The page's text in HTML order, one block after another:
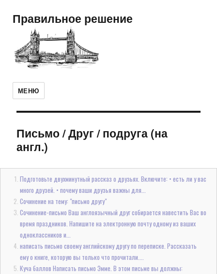
Правильное решение
МЕНЮ
Письмо/Друг / подруга (на
англ.)
Подготовьте двухминутный рассказ о друзьях. Включите: • есть ли у вас
много друзей. • почему ваши друзья важны для...
Сочинение на тему: "письмо другу"
Сочинение-письмо Ваш англоязычный друг собирается навестить Вас во
время праздников. Напишите на электронную почту одному из ваших
одноклассников и...
написать письмо своему английскому другу по переписке. Рассказать
ему о книге, которую вы только что прочитали....
Куча баллов Написать письмо Эмме. В этом письме вы должны: